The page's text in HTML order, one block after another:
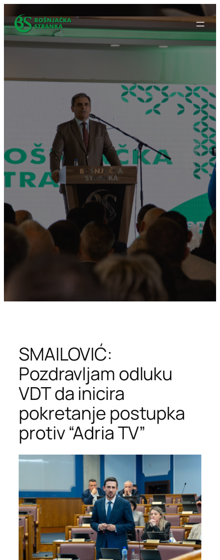
na
sadržaj
SMAILOVIĆ:
Pozdravljam odluku
VDT da inicira
pokretanje postupka
protiv “Adria TV”